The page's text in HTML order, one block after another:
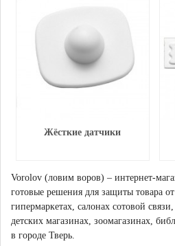
Жёсткие датчики
Vorolov (ловим воров) – интернет-
готовые решения для защиты товара
гипермаркетах, салонах сотовой
детских магазинах, зоомагазинах,
в городе Тверь.